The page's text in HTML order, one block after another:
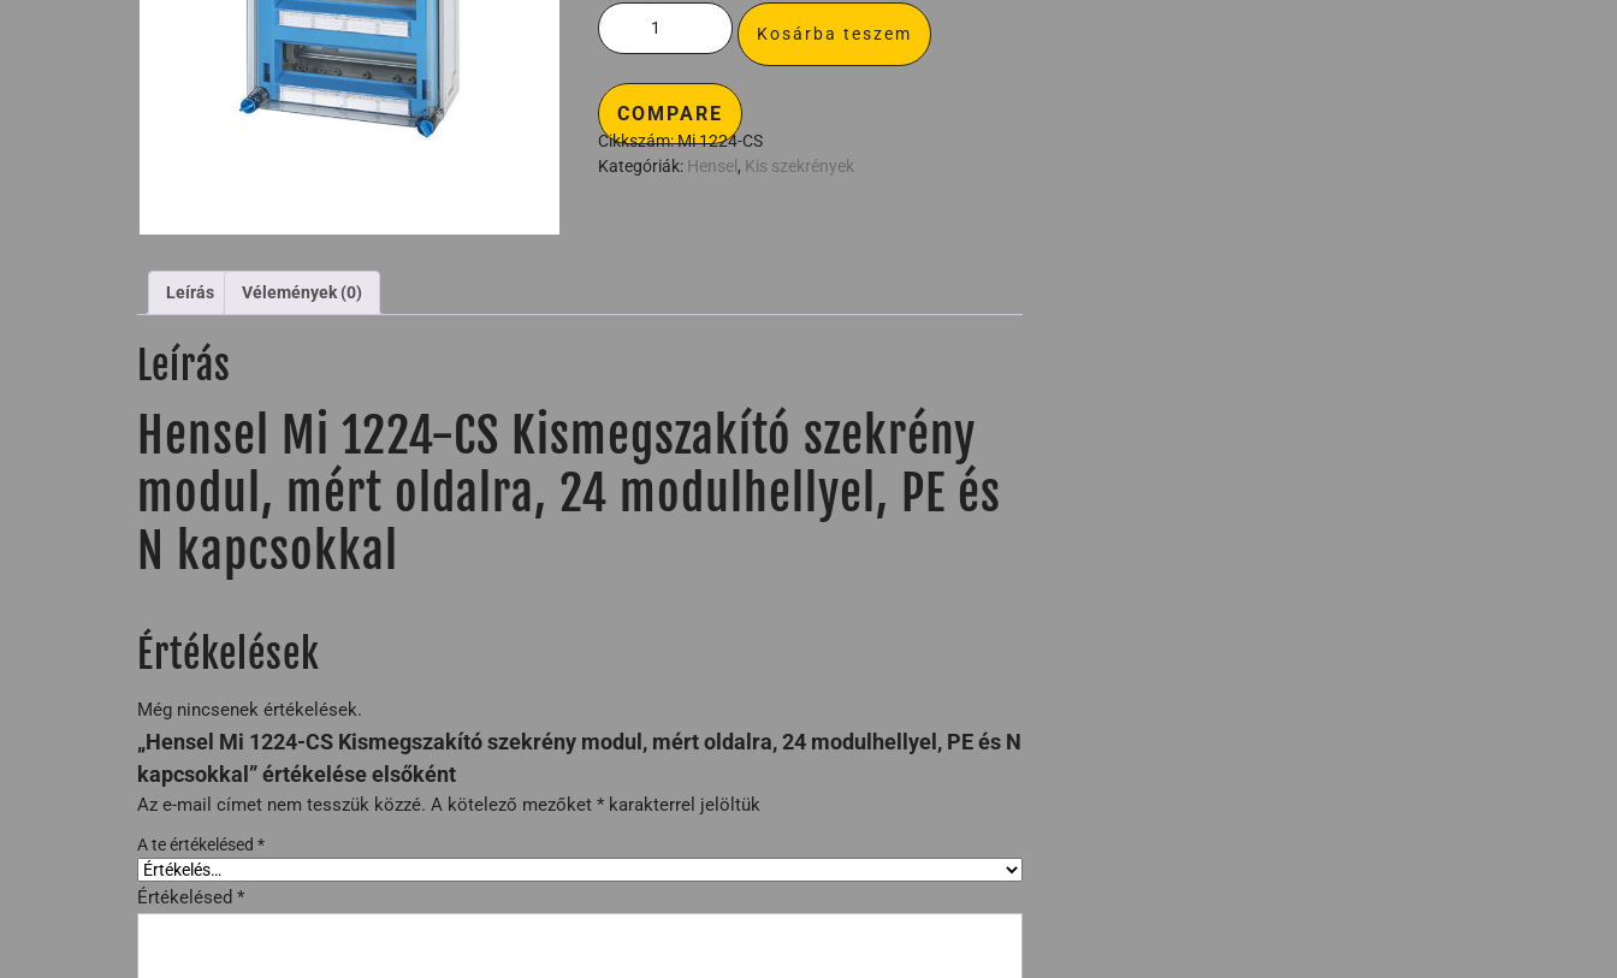
Kosárba teszem
COMPARE
Cikkszám:Mi 1224-CS
Kategóriák: Hensel , Kis szekrények
Leírás Vélemények (0)
Leírás
Hensel Mi 1224-CS Kismegszakító szekrény
modul, mért oldalra, 24 modulhellyel, PE és
N kapcsokkal
Értékelések
Még nincsenek értékelések.
„Hensel Mi 1224-CS Kismegszakító szekrény modul, mért oldalra, 24 modulhellyel, PE és N
kapcsokkal” értékelése elsőként
Az e-mail címet nem tesszük közzé. A kötelező mezőket * karakterrel jelöltük
A te értékelésed *
Értékelésed *